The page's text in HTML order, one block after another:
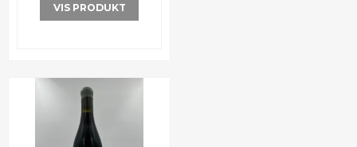
VIS PRODUKT